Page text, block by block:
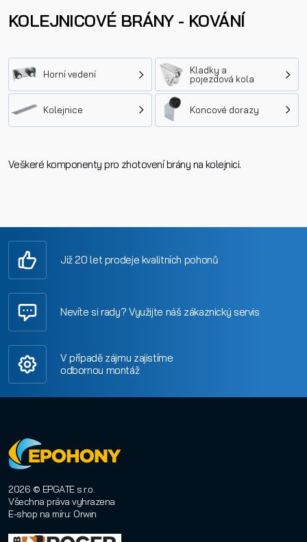
KOLEJNICOVÉ BRÁNY - KOVÁNÍ
Horní vedení
Kladky a
pojezdová kola
Kolejnice Koncové dorazy
Veškeré komponenty pro zhotovení brány na kolejnici.
Již 20 let prodeje kvalitních pohonů
Nevíte si rady? Využijte náš zákaznický servis
V případě zájmu zajistíme
odbornou montáž
2026 © EPGATE s.r.o.
Všechna práva vyhrazena
E-shop na míru: Orwin